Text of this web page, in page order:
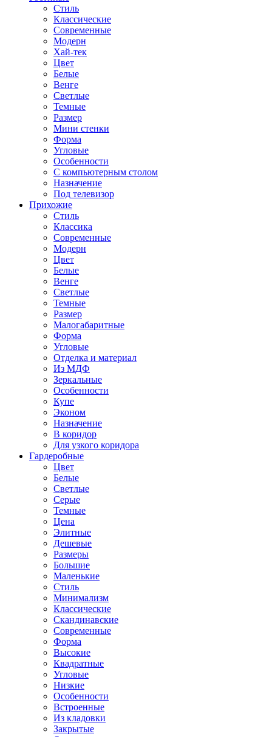
Стиль
Классические
Современные
Модерн
Хай-тек
Цвет
Белые
Венге
Светлые
Темные
Размер
Мини стенки
Форма
Угловые
Особенности
С компьютерным столом
Назначение
Под телевизор
Прихожие
Стиль
Классика
Современные
Модерн
Цвет
Белые
Венге
Светлые
Темные
Размер
Малогабаритные
Форма
Угловые
Отделка и материал
Из МДФ
Зеркальные
Особенности
Купе
Эконом
Назначение
В коридор
Для узкого коридора
Гардеробные
Цвет
Белые
Светлые
Серые
Темные
Цена
Элитные
Дешевые
Размеры
Большие
Маленькие
Стиль
Минимализм
Классические
Скандинавские
Современные
Форма
Высокие
Квадратные
Угловые
Низкие
Особенности
Встроенные
Из кладовки
Закрытые